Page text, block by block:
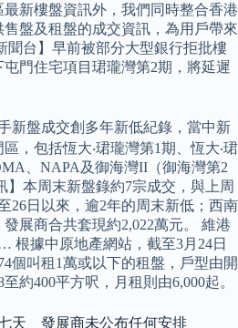
新樓盤資訊外，我們同時整合香港
盤及租盤的成交資訊，為用戶帶來
聞台】早前被部分大型銀行拒批樓
門住宅項目珺瓏灣第2期，將延遲
新盤成交創多年新低紀錄，當中新
，包括恆大‧珺瓏灣第1期、恆大‧珺
、NAPA及御海灣II（御海灣第2
本周末新盤錄約7宗成交，與上周
26日以來，逾2年的周末新低；西南
展商合共套現約2,022萬元。 維港
根據中原地產網站，截至3月24日
個叫租1萬或以下的租盤，戶型由開
約400平方呎，月租則由6,000起。
天 發展商未公布任何安排